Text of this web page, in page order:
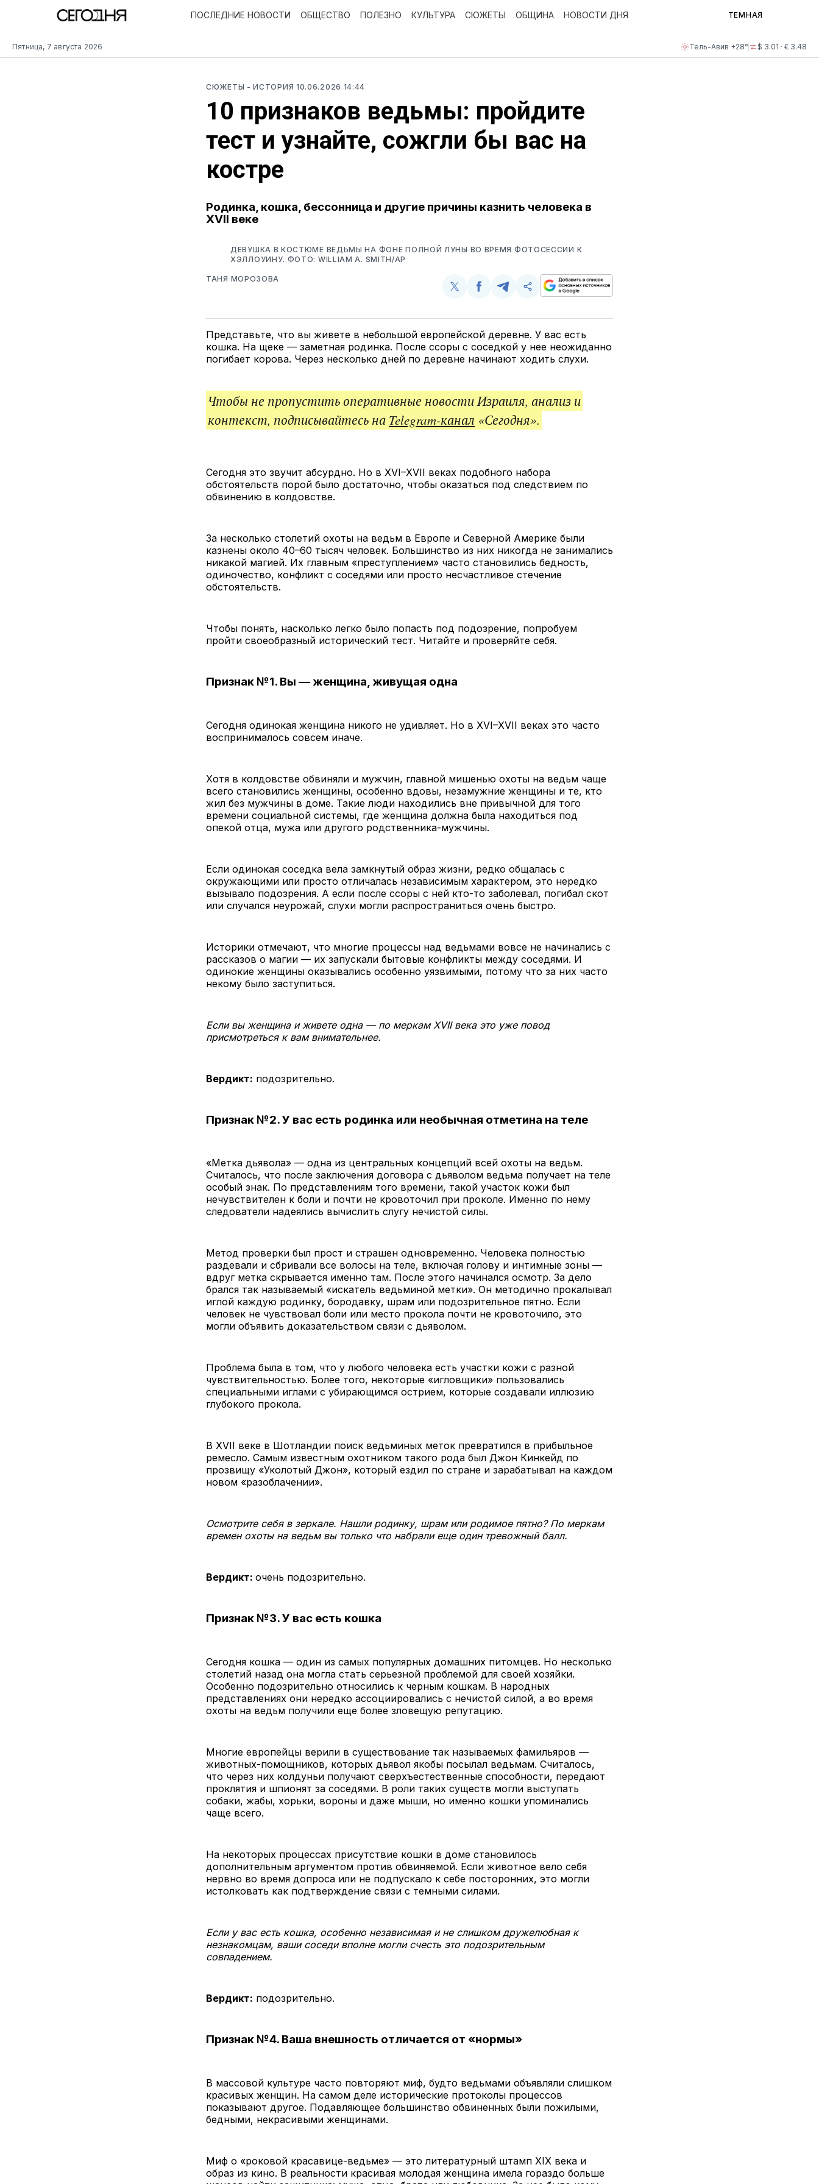
Пятница, 7 августа 2026 Тель-Авив +28° $ 3.01 · € 3.48
ПОСЛЕДНИЕ НОВОСТИ ОБЩЕСТВО ПОЛЕЗНО КУЛЬТУРА СЮЖЕТЫ ОБЩИНА НОВОСТИ ДНЯ ТЕМНАЯ
СЮЖЕТЫ - ИСТОРИЯ 10.06.2026 14:44
10 признаков ведьмы: пройдите
тест и узнайте, сожгли бы вас на
костре
Родинка, кошка, бессонница и другие причины казнить человека в
XVII веке
ДЕВУШКА В КОСТЮМЕ ВЕДЬМЫ НА ФОНЕ ПОЛНОЙ ЛУНЫ ВО ВРЕМЯ ФОТОСЕССИИ К
ХЭЛЛОУИНУ. ФОТО: WILLIAM A. SMITH/AP
ТАНЯ МОРОЗОВА
Поделиться
Twitter
Поделиться
Facebook
Поделиться
Telegram
Скопируйте
поделитесь
ссылкой
Представьте, что вы живете в небольшой европейской деревне. У вас есть
кошка. На щеке — заметная родинка. После ссоры с соседкой у нее неожиданно
погибает корова. Через несколько дней по деревне начинают ходить слухи.
Чтобы не пропустить оперативные новости Израиля, анализ и
контекст, подписывайтесь на Telegram-канал «Сегодня».
Сегодня это звучит абсурдно. Но в XVI–XVII веках подобного набора
обстоятельств порой было достаточно, чтобы оказаться под следствием по
обвинению в колдовстве.
За несколько столетий охоты на ведьм в Европе и Северной Америке были
казнены около 40–60 тысяч человек. Большинство из них никогда не занимались
никакой магией. Их главным «преступлением» часто становились бедность,
одиночество, конфликт с соседями или просто несчастливое стечение
обстоятельств.
Чтобы понять, насколько легко было попасть под подозрение, попробуем
пройти своеобразный исторический тест. Читайте и проверяйте себя.
Признак №1. Вы — женщина, живущая одна
Сегодня одинокая женщина никого не удивляет. Но в XVI–XVII веках это часто
воспринималось совсем иначе.
Хотя в колдовстве обвиняли и мужчин, главной мишенью охоты на ведьм чаще
всего становились женщины, особенно вдовы, незамужние женщины и те, кто
жил без мужчины в доме. Такие люди находились вне привычной для того
времени социальной системы, где женщина должна была находиться под
опекой отца, мужа или другого родственника-мужчины.
Если одинокая соседка вела замкнутый образ жизни, редко общалась с
окружающими или просто отличалась независимым характером, это нередко
вызывало подозрения. А если после ссоры с ней кто-то заболевал, погибал скот
или случался неурожай, слухи могли распространиться очень быстро.
Историки отмечают, что многие процессы над ведьмами вовсе не начинались с
рассказов о магии — их запускали бытовые конфликты между соседями. И
одинокие женщины оказывались особенно уязвимыми, потому что за них часто
некому было заступиться.
Если вы женщина и живете одна — по меркам XVII века это уже повод
присмотреться к вам внимательнее.
Вердикт: подозрительно.
Признак №2. У вас есть родинка или необычная отметина на теле
«Метка дьявола» — одна из центральных концепций всей охоты на ведьм.
Считалось, что после заключения договора с дьяволом ведьма получает на теле
особый знак. По представлениям того времени, такой участок кожи был
нечувствителен к боли и почти не кровоточил при проколе. Именно по нему
следователи надеялись вычислить слугу нечистой силы.
Метод проверки был прост и страшен одновременно. Человека полностью
раздевали и сбривали все волосы на теле, включая голову и интимные зоны —
вдруг метка скрывается именно там. После этого начинался осмотр. За дело
брался так называемый «искатель ведьминой метки». Он методично прокалывал
иглой каждую родинку, бородавку, шрам или подозрительное пятно. Если
человек не чувствовал боли или место прокола почти не кровоточило, это
могли объявить доказательством связи с дьяволом.
Проблема была в том, что у любого человека есть участки кожи с разной
чувствительностью. Более того, некоторые «игловщики» пользовались
специальными иглами с убирающимся острием, которые создавали иллюзию
глубокого прокола.
В XVII веке в Шотландии поиск ведьминых меток превратился в прибыльное
ремесло. Самым известным охотником такого рода был Джон Кинкейд по
прозвищу «Уколотый Джон», который ездил по стране и зарабатывал на каждом
новом «разоблачении».
Осмотрите себя в зеркале. Нашли родинку, шрам или родимое пятно? По меркам
времен охоты на ведьм вы только что набрали еще один тревожный балл.
Вердикт: очень подозрительно.
Признак №3. У вас есть кошка
Сегодня кошка — один из самых популярных домашних питомцев. Но несколько
столетий назад она могла стать серьезной проблемой для своей хозяйки.
Особенно подозрительно относились к черным кошкам. В народных
представлениях они нередко ассоциировались с нечистой силой, а во время
охоты на ведьм получили еще более зловещую репутацию.
Многие европейцы верили в существование так называемых фамильяров —
животных-помощников, которых дьявол якобы посылал ведьмам. Считалось,
что через них колдуньи получают сверхъестественные способности, передают
проклятия и шпионят за соседями. В роли таких существ могли выступать
собаки, жабы, хорьки, вороны и даже мыши, но именно кошки упоминались
чаще всего.
На некоторых процессах присутствие кошки в доме становилось
дополнительным аргументом против обвиняемой. Если животное вело себя
нервно во время допроса или не подпускало к себе посторонних, это могли
истолковать как подтверждение связи с темными силами.
Если у вас есть кошка, особенно независимая и не слишком дружелюбная к
незнакомцам, ваши соседи вполне могли счесть это подозрительным
совпадением.
Вердикт: подозрительно.
Признак №4. Ваша внешность отличается от «нормы»
В массовой культуре часто повторяют миф, будто ведьмами объявляли слишком
красивых женщин. На самом деле исторические протоколы процессов
показывают другое. Подавляющее большинство обвиненных были пожилыми,
бедными, некрасивыми женщинами.
Миф о «роковой красавице-ведьме» — это литературный штамп XIX века и
образ из кино. В реальности красивая молодая женщина имела гораздо больше